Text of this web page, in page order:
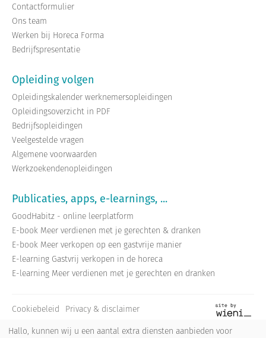
Contactformulier
Ons team
Werken bij Horeca Forma
Bedrijfspresentatie
Opleiding volgen
Opleidingskalender werknemersopleidingen
Opleidingsoverzicht in PDF
Bedrijfsopleidingen
Veelgestelde vragen
Algemene voorwaarden
Werkzoekendenopleidingen
Publicaties, apps, e-learnings, ...
GoodHabitz - online leerplatform
E-book Meer verdienen met je gerechten & dranken
E-book Meer verkopen op een gastvrije manier
E-learning Gastvrij verkopen in de horeca
E-learning Meer verdienen met je gerechten en dranken
Cookiebeleid Privacy & disclaimer
Site
by
wieni
Hallo, kunnen wij u een aantal extra diensten aanbieden voor